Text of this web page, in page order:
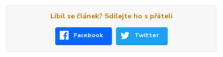
Líbil se článek? Sdílejte ho s přáteli
Facebook Twitter